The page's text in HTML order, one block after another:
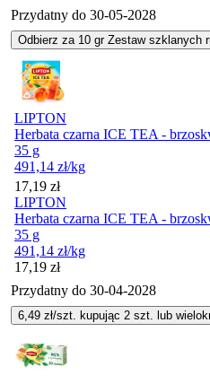
Przydatny do 30-05-2028
Odbierz za 10 gr Zestaw szklanych
LIPTON
Herbata czarna ICE TEA -
35 g
491,14 zł/kg
Cena
17,19 zł
LIPTON
Herbata czarna ICE TEA -
35 g
491,14 zł/kg
Cena
17,19 zł
Przydatny do 30-04-2028
6,49 zł/szt. kupując 2 szt. lub